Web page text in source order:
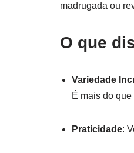
madrugada ou
O que
Variedade
É mais do
Praticidade: